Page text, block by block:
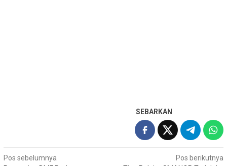
SEBARKAN
Navigasi
Pos sebelumnya
Pos berikutnya